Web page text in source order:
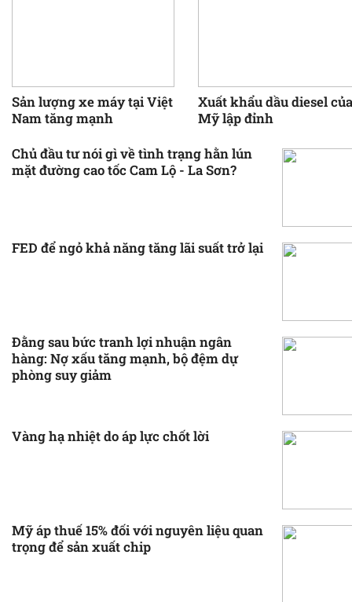
Sản lượng xe máy tại Việt
Nam tăng mạnh
Xuất khẩu dầu diesel của
Mỹ lập đỉnh
Chủ đầu tư nói gì về tình trạng hằn lún
mặt đường cao tốc Cam Lộ - La Sơn?
FED để ngỏ khả năng tăng lãi suất trở lại
Đằng sau bức tranh lợi nhuận ngân
hàng: Nợ xấu tăng mạnh, bộ đệm dự
phòng suy giảm
Vàng hạ nhiệt do áp lực chốt lời
Mỹ áp thuế 15% đối với nguyên liệu quan
trọng để sản xuất chip